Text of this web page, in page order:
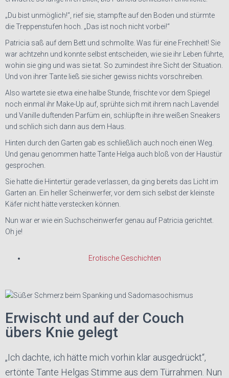
„Du bist unmöglich!“, rief sie, stampfte auf den Boden und stürmte
die Treppenstufen hoch. „Das ist noch nicht vorbei!“
Patricia saß auf dem Bett und schmollte. Was für eine Frechheit! Sie
war achtzehn und konnte selbst entscheiden, wie sie ihr Leben führte,
wohin sie ging und was sie tat. So zumindest ihre Sicht der Situation.
Und von ihrer Tante ließ sie sicher gewiss nichts vorschreiben.
Also wartete sie etwa eine halbe Stunde, frischte vor dem Spiegel
noch einmal ihr Make-Up auf, sprühte sich mit ihrem nach Lavendel
und Vanille duftenden Parfüm ein, schlüpfte in ihre weißen Sneakers
und schlich sich dann aus dem Haus.
Hinten durch den Garten gab es schließlich auch noch einen Weg.
Und genau genommen hatte Tante Helga auch bloß von der Haustür
gesprochen.
Sie hatte die Hintertür gerade verlassen, da ging bereits das Licht im
Garten an. Ein heller Scheinwerfer, vor dem sich selbst der kleinste
Käfer nicht hätte verstecken können.
Nun war er wie ein Suchscheinwerfer genau auf Patricia gerichtet.
Oh je!
Erotische Geschichten
Erwischt und auf der Couch
übers Knie gelegt
„Ich dachte, ich hätte mich vorhin klar ausgedrückt“,
ertönte Tante Helgas Stimme aus dem Türrahmen. Nun